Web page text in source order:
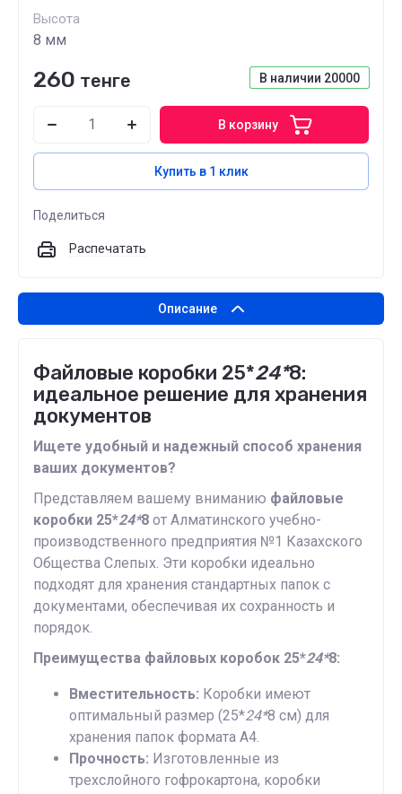
Высота
8 мм
В наличии 20000
260 тенге
В корзину
Купить в 1 клик
Поделиться
Распечатать
Описание
Файловые коробки 25*24*8:
идеальное решение для хранения
документов
Ищете удобный и надежный способ хранения
ваших документов?
Представляем вашему вниманию файловые
коробки 25*24*8 от Алматинского учебно-
производственного предприятия №1 Казахского
Общества Слепых. Эти коробки идеально
подходят для хранения стандартных папок с
документами, обеспечивая их сохранность и
порядок.
Преимущества файловых коробок 25*24*8:
Вместительность: Коробки имеют
оптимальный размер (25*24*8 см) для
хранения папок формата A4.
Прочность: Изготовленные из
трехслойного гофрокартона, коробки